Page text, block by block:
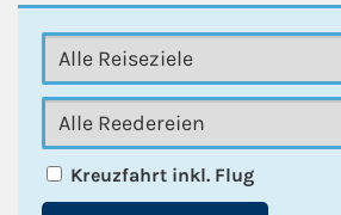
Kreuzfahrt inkl. Flug